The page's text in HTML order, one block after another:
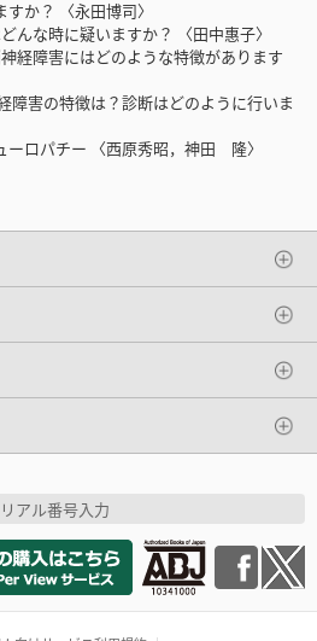
か？ 〈永田博司〉
な時に疑いますか？ 〈田中惠子〉
障害にはどのような特徴があります
害の特徴は？診断はどのように行いま
ロパチー 〈西原秀昭，神田 隆〉
アル番号入力